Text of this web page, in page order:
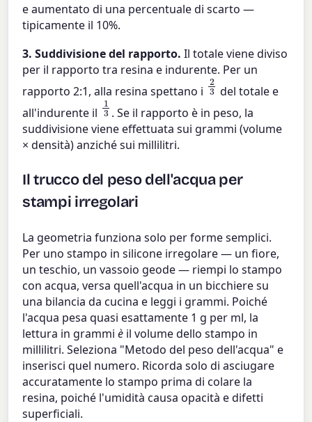
e aumentato di una percentuale di scarto —
tipicamente il 10%.
3. Suddivisione del rapporto. Il totale viene diviso
per il rapporto tra resina e indurente. Per un
rapporto 2:1, alla resina spettano i
23
del totale e
all'indurente il
13
. Se il rapporto è in peso, la
suddivisione viene effettuata sui grammi (volume
× densità) anziché sui millilitri.
Il trucco del peso dell'acqua per
stampi irregolari
La geometria funziona solo per forme semplici.
Per uno stampo in silicone irregolare — un fiore,
un teschio, un vassoio geode — riempi lo stampo
con acqua, versa quell'acqua in un bicchiere su
una bilancia da cucina e leggi i grammi. Poiché
l'acqua pesa quasi esattamente 1 g per ml, la
lettura in grammiè il volume dello stampo in
millilitri. Seleziona "Metodo del peso dell'acqua" e
inserisci quel numero. Ricorda solo di asciugare
accuratamente lo stampo prima di colare la
resina, poiché l'umidità causa opacità e difetti
superficiali.